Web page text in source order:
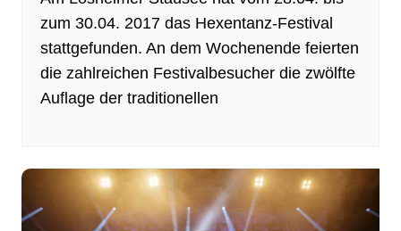
zum 30.04. 2017 das Hexentanz-Festival
stattgefunden. An dem Wochenende feierten
die zahlreichen Festivalbesucher die zwölfte
Auflage der traditionellen